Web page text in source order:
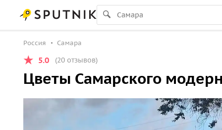
Россия Самара
5.0 (20 отзывов)
Цветы Самарского